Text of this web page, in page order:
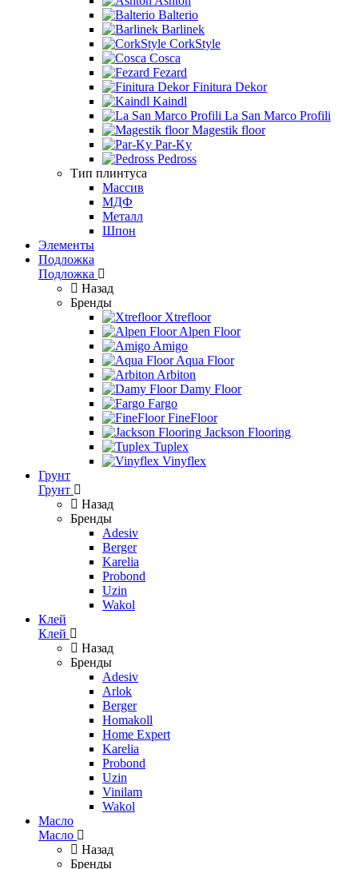
Balterio
Barlinek
CorkStyle
Cosca
Fezard
Finitura Dekor
Kaindl
La San Marco Profili
Magestik floor
Par-Ky
Pedross
Тип плинтуса
Массив
МДФ
Металл
Шпон
Элементы
Подложка
Подложка
Назад
Бренды
Xtrefloor
Alpen Floor
Amigo
Aqua Floor
Arbiton
Damy Floor
Fargo
FineFloor
Jackson Flooring
Tuplex
Vinyflex
Грунт
Грунт
Назад
Бренды
Adesiv
Berger
Karelia
Probond
Uzin
Wakol
Клей
Клей
Назад
Бренды
Adesiv
Arlok
Berger
Homakoll
Home Expert
Karelia
Probond
Uzin
Vinilam
Wakol
Масло
Масло
Назад
Бренды